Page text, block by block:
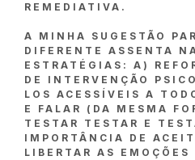
REMEDIATIVA.
A MINHA SUGESTÃO
DIFERENTE ASSENTA
ESTRATÉGIAS: A)
DE INTERVENÇÃO
LOS ACESSÍVEIS A
E FALAR (DA MESMA
TESTAR TESTAR E
IMPORTÂNCIA DE
LIBERTAR AS